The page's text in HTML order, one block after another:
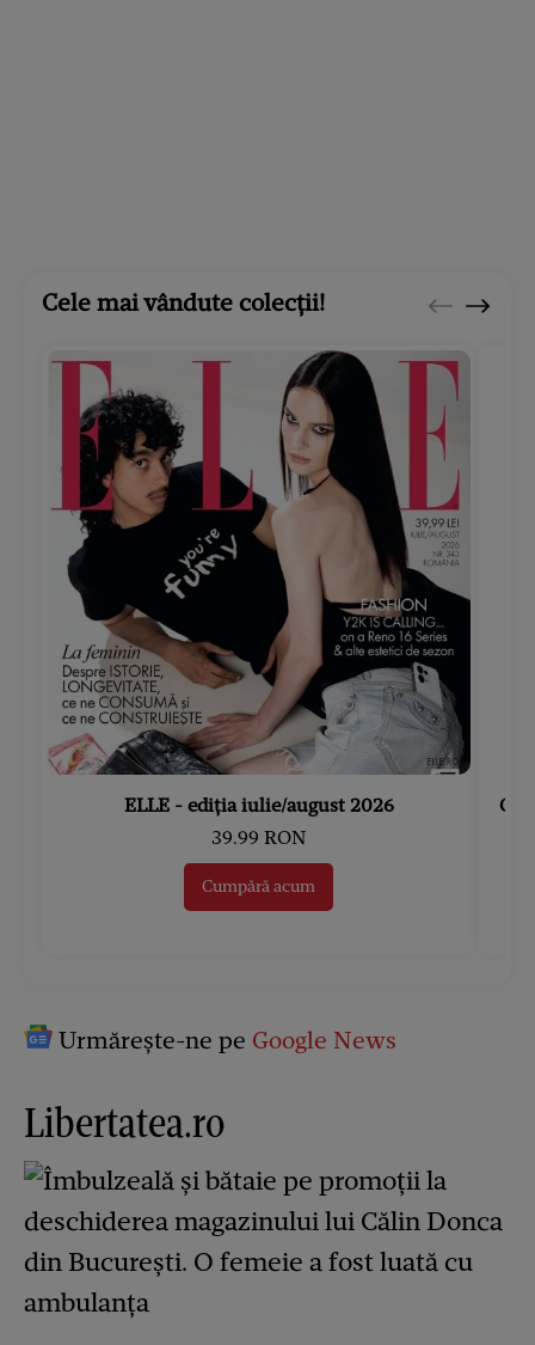
Cele mai vândute colecții!
ELLE - ediția iulie/august 2026
39.99 RON
Cumpără acum
Urmărește-ne pe Google News
Libertatea.ro